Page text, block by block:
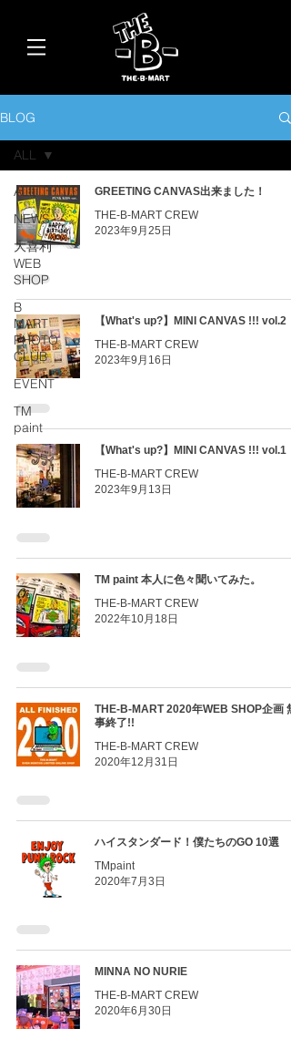
BLOG
ALL
NEWS
大喜利
WEB
SHOP
B
MART
PHOTO
CLUB
EVENT
TM
paint
ALL
GREETING CANVAS出来ました！
THE-B-MART CREW
2023年9月25日
【What's up?】MINI CANVAS !!! vol.2
THE-B-MART CREW
2023年9月16日
【What's up?】MINI CANVAS !!! vol.1
THE-B-MART CREW
2023年9月13日
TM paint 本人に色々聞いてみた。
THE-B-MART CREW
2022年10月18日
THE-B-MART 2020年WEB SHOP企画 無
事終了!!
THE-B-MART CREW
2020年12月31日
ハイスタンダード！僕たちのGO 10選
TMpaint
2020年7月3日
MINNA NO NURIE
THE-B-MART CREW
2020年6月30日